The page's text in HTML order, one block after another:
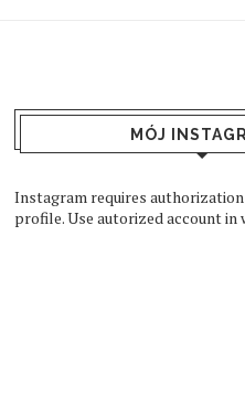
MÓJ
Instagram requires authorization
profile. Use autorized account in